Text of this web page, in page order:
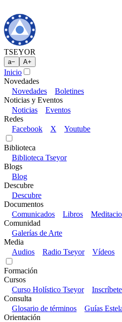
TSEYOR
a− A+
Inicio
Novedades
Novedades
Boletines
Noticias y Eventos
Noticias
Eventos
Redes
Facebook
X Youtube
Biblioteca
Biblioteca Tseyor
Blogs
Blog
Descubre
Descubre
Documentos
Comunicados
Libros
Comunidad
Galerías de Arte
Media
Audios
Radio Tseyor Vídeos
Formación
Cursos
Curso Holístico Tseyor
Consulta
Glosario de términos
Guías
Orientación